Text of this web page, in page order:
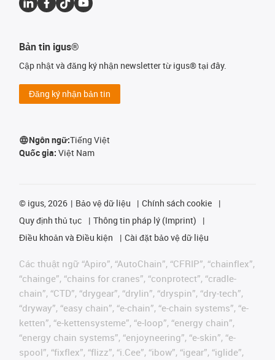
Bản tin igus®
Cập nhật và đăng ký nhận newsletter từ igus® tại đây.
Đăng ký nhận bản tin
Ngôn ngữ:Tiếng Việt
Quốc gia: Việt Nam
© igus, 2026 Bảo vệ dữ liệu
Chính sách cookie
Quy định thủ tục
Thông tin pháp lý (Imprint)
Điều khoản và Điều kiện
Cài đặt bảo vệ dữ liệu
Các thuật ngữ “Apiro”, “AutoChain”, “CFRIP”, “chainflex”,
“chainge”, “chains for cranes”, “conprotect”, “cradle-
chain”, “CTD”, “drygear”, “drylin”, “dryspin”, “dry-tech”,
“dryway”, “easy chain”, “e-chain”, “e-chain systems”, “e-
ketten”, “e-kettensysteme”, “e-loop”, “energy chain”,
“energy chain systems”, “enjoyneering”, “e-skin”, “e-
spool”, “fixflex”, “flizz”, “i.Cee”, “ibow”, “igear”, “iglide”,